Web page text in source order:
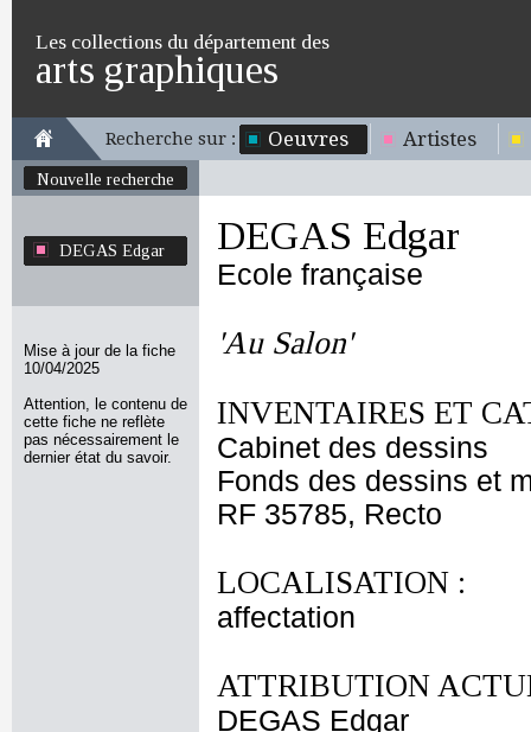
Les collections du département des
arts graphiques
Recherche sur : Oeuvres Artistes
Nouvelle recherche
DEGAS Edgar
Mise à jour de la fiche
10/04/2025
Attention, le contenu de
cette fiche ne reflète
pas nécessairement le
dernier état du savoir.
DEGAS Edgar
Ecole française
'Au Salon'
INVENTAIRES ET
Cabinet des dessins
Fonds des dessins et
RF 35785, Recto
LOCALISATION :
affectation
ATTRIBUTION
DEGAS Edgar